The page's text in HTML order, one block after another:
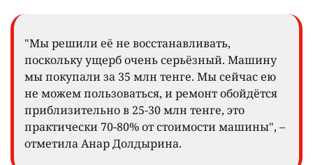
"Мы решили её не восстанавливать,
поскольку ущерб очень серьёзный. Машину
мы покупали за 35 млн тенге. Мы сейчас ею
не можем пользоваться, и ремонт обойдётся
приблизительно в 25-30 млн тенге, это
практически 70-80% от стоимости машины", –
отметила Анар Долдырина.